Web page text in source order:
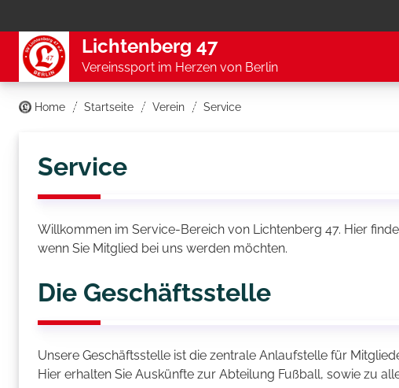
Lichtenberg 47
Vereinssport im Herzen von Berlin
Home Startseite Verein Service
Service
Willkommen im Service-Bereich von Lichtenberg 47. Hier
wenn Sie Mitglied bei uns werden möchten.
Die Geschäftsstelle
Unsere Geschäftsstelle ist die zentrale Anlaufstelle für
Hier erhalten Sie Auskünfte zur Abteilung Fußball, sowie zu